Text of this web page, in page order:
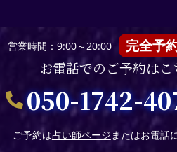
営業時間：9:00～20:00 完全予
お電話でのご予約はこ
050-1742-
ご予約は占い師ページまたはお電話